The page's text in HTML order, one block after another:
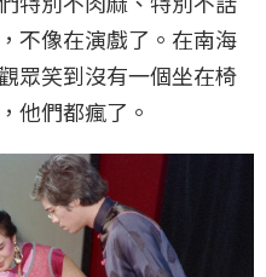
不像在演戲了。在南海
眾笑到沒有一個坐在椅
他們都瘋了。